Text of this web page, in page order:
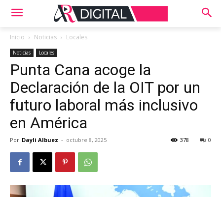
Inicio Noticias Locales
Noticias Locales
Punta Cana acoge la
Declaración de la OIT por un
futuro laboral más inclusivo
en América
Por Dayli Albuez - octubre 8, 2025 0
378